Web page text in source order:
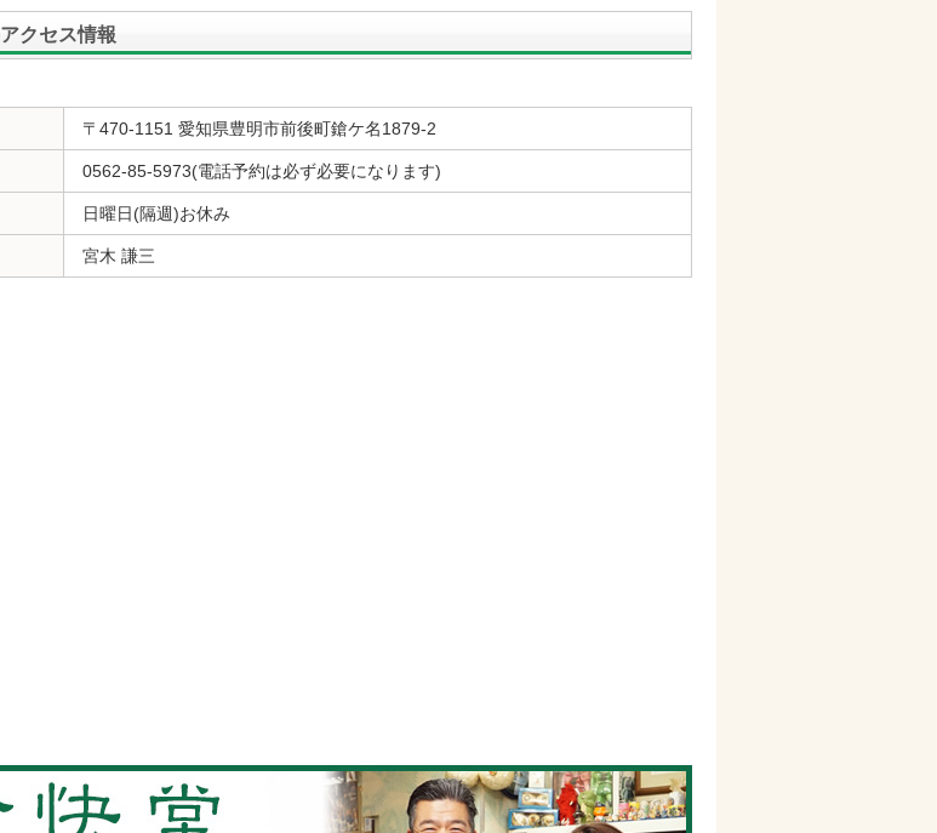
クセス情報
〒470-1151 愛知県豊明市前後町鎗ケ名1879-2
0562-85-5973(電話予約は必ず必要になります)
日曜日(隔週)お休み
宮木 謙三